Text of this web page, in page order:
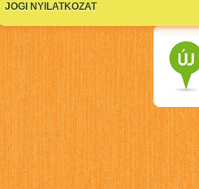
JOGI NYILATKOZAT